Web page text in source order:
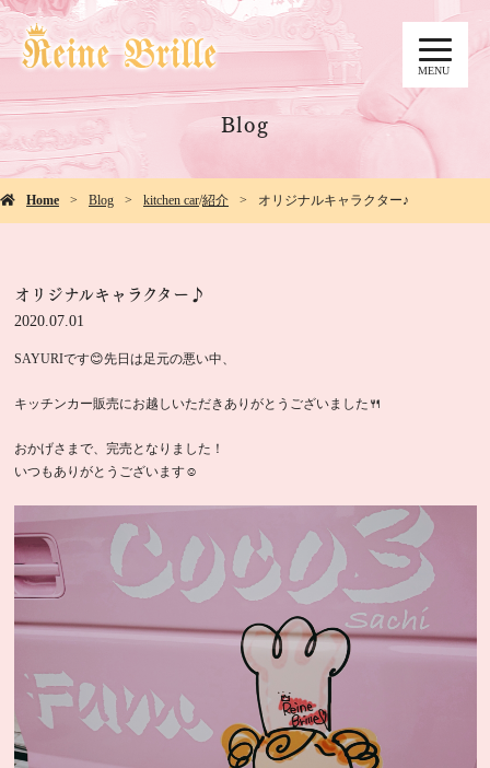
MENU
Blog
Home Blog kitchen car/紹介 オリジナルキャラクター♪
オリジナルキャラクター♪
2020.07.01
SAYURIです😊先日は足元の悪い中、
キッチンカー販売にお越しいただきありがとうございました🍴
おかげさまで、完売となりました！
いつもありがとうございます☺️